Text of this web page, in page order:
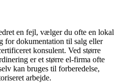
en fejl, vælger du ofte en lokal
for dokumentation til salg eller
konsulent. Ved større
er et større el‑firma ofte
kan bruges til forberedelse,
arbejde.